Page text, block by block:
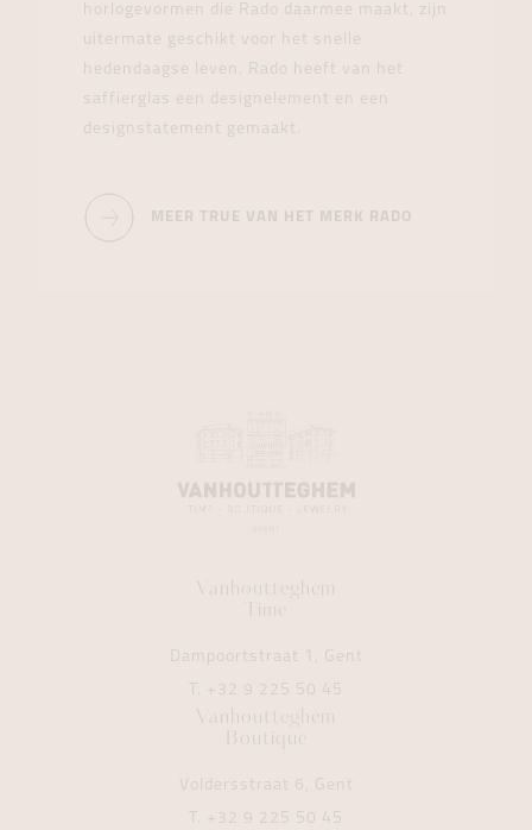
horlogevormen die Rado daarmee maakt, zijn
uitermate geschikt voor het snelle
hedendaagse leven. Rado heeft van het
saffierglas een designelement en een
designstatement gemaakt.
MEER TRUE VAN HET MERK RADO
Vanhoutteghem
Time
Dampoortstraat 1, Gent
T. +32 9 225 50 45
Vanhoutteghem
Boutique
Voldersstraat 6, Gent
T. +32 9 225 50 45